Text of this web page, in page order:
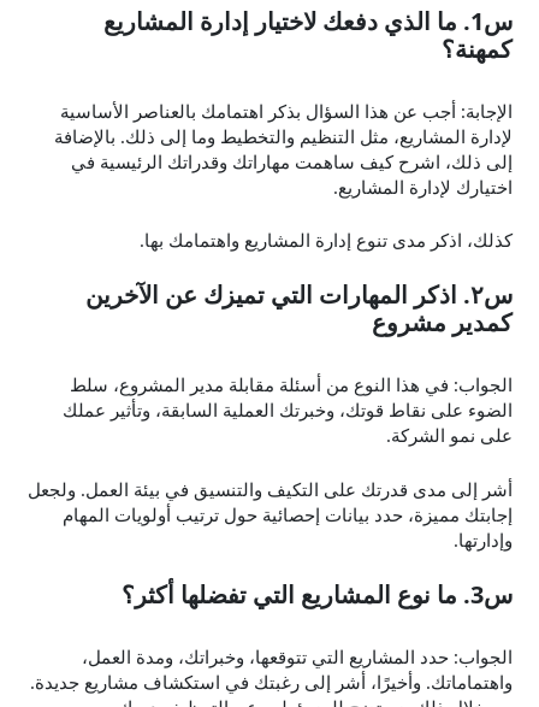
س1. ما الذي دفعك لاختيار إدارة المشاريع
كمهنة؟
الإجابة: أجب عن هذا السؤال بذكر اهتمامك بالعناصر الأساسية
لإدارة المشاريع، مثل التنظيم والتخطيط وما إلى ذلك. بالإضافة
إلى ذلك، اشرح كيف ساهمت مهاراتك وقدراتك الرئيسية في
اختيارك لإدارة المشاريع.
كذلك، اذكر مدى تنوع إدارة المشاريع واهتمامك بها.
س٢. اذكر المهارات التي تميزك عن الآخرين
كمدير مشروع
الجواب: في هذا النوع من أسئلة مقابلة مدير المشروع، سلط
الضوء على نقاط قوتك، وخبرتك العملية السابقة، وتأثير عملك
على نمو الشركة.
أشر إلى مدى قدرتك على التكيف والتنسيق في بيئة العمل. ولجعل
إجابتك مميزة، حدد بيانات إحصائية حول ترتيب أولويات المهام
وإدارتها.
س3. ما نوع المشاريع التي تفضلها أكثر؟
الجواب: حدد المشاريع التي تتوقعها، وخبراتك، ومدة العمل،
واهتماماتك. وأخيرًا، أشر إلى رغبتك في استكشاف مشاريع جديدة.